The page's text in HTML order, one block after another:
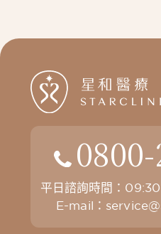
平日諮詢時間：
E-mail：